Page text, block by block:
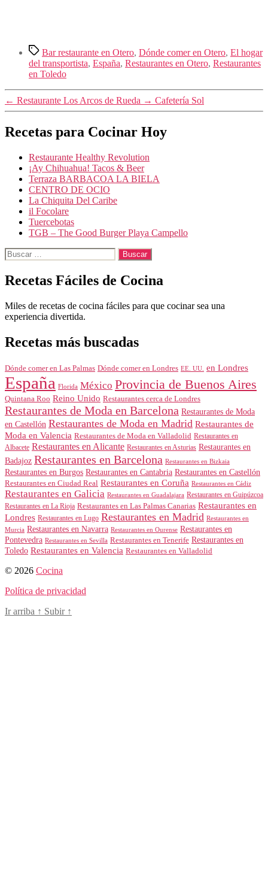
Etiquetas
Bar restaurante en Otero, Dónde comer en Otero, El hogar
del transportista, España, Restaurantes en Otero, Restaurantes
en Toledo
← Restaurante Los Arcos de Rueda → Cafetería Sol
Recetas para Cocinar Hoy
Restaurante Healthy Revolution
¡Ay Chihuahua! Tacos & Beer
Terraza BARBACOA LA BIELA
CENTRO DE OCIO
La Chiquita Del Caribe
il Focolare
Tuercebotas
TGB – The Good Burger Playa Campello
Buscar:
Recetas Fáciles de Cocina
Miles de recetas de cocina fáciles para que cocinar sea una
experiencia divertida.
Recetas más buscadas
Dónde comer en Las Palmas Dónde comer en Londres EE. UU. en Londres
España Florida México Provincia de Buenos Aires
Quintana Roo Reino Unido Restaurantes cerca de Londres
Restaurantes de Moda en Barcelona Restaurantes de Moda
en Castellón Restaurantes de Moda en Madrid Restaurantes de
Moda en Valencia Restaurantes de Moda en Valladolid Restaurantes en
Albacete Restaurantes en Alicante Restaurantes en Asturias Restaurantes en
Badajoz Restaurantes en Barcelona Restaurantes en Bizkaia
Restaurantes en Burgos Restaurantes en Cantabria Restaurantes en Castellón
Restaurantes en Ciudad Real Restaurantes en Coruña Restaurantes en Cádiz
Restaurantes en Galicia Restaurantes en Guadalajara Restaurantes en Guipúzcoa
Restaurantes en La Rioja Restaurantes en Las Palmas Canarias Restaurantes en
Londres Restaurantes en Lugo Restaurantes en Madrid Restaurantes en
Murcia Restaurantes en Navarra Restaurantes en Ourense Restaurantes en
Pontevedra Restaurantes en Sevilla Restaurantes en Tenerife Restaurantes en
Toledo Restaurantes en Valencia Restaurantes en Valladolid
© 2026 Cocina
Política de privacidad
Ir arriba ↑ Subir ↑